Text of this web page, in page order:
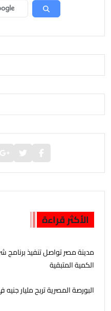
الأكثر قراءة
مدينة مصر تواصل تنفيذ برنامج
الكمية المتبقية
البورصة المصرية تربح مليار